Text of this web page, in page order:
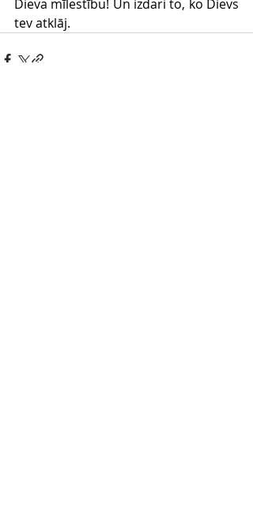
Dieva mīlestību! Un izdari to, ko Dievs
tev atklāj.